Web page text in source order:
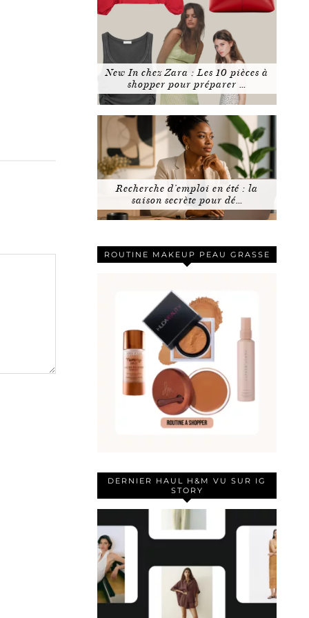
New In chez Zara : Les 10 pièces à
shopper pour préparer …
Recherche d’emploi en été : la
saison secrète pour dé…
ROUTINE MAKEUP PEAU GRASSE
DERNIER HAUL H&M VU SUR IG
STORY